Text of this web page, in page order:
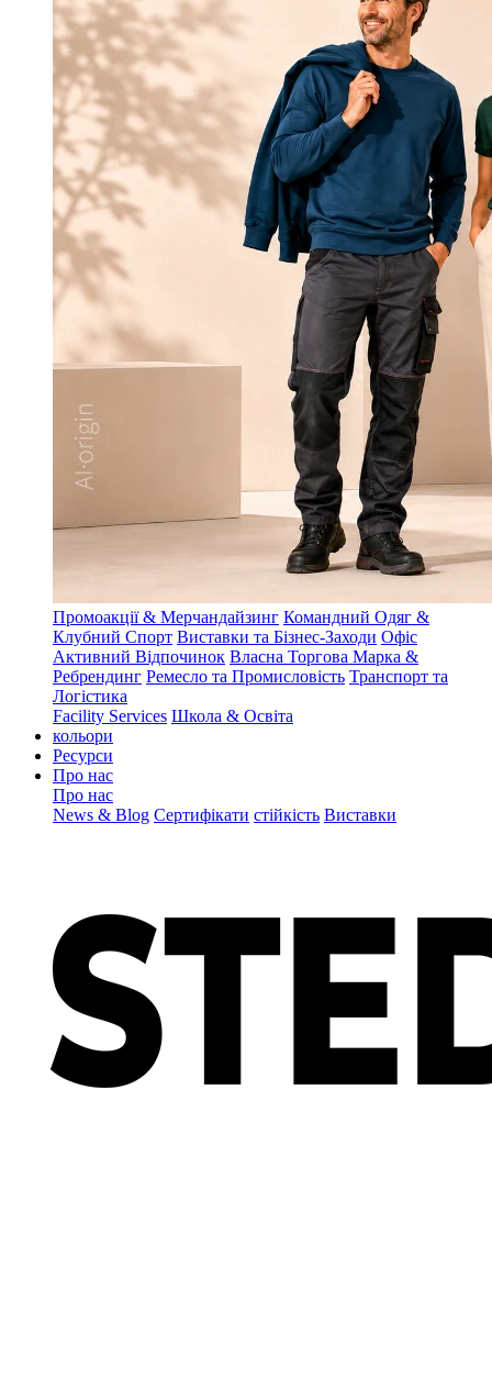
Промоакції & Мерчандайзинг Командний Одяг &
Клубний Спорт Виставки та Бізнес-Заходи Офіс
Активний Відпочинок Власна Торгова Марка &
Ребрендинг Ремесло та Промисловість Транспорт та
Логістика
Facility Services Школа & Освіта
кольори
Ресурси
Про нас
Про нас
News & Blog Сертифікати стійкість Виставки